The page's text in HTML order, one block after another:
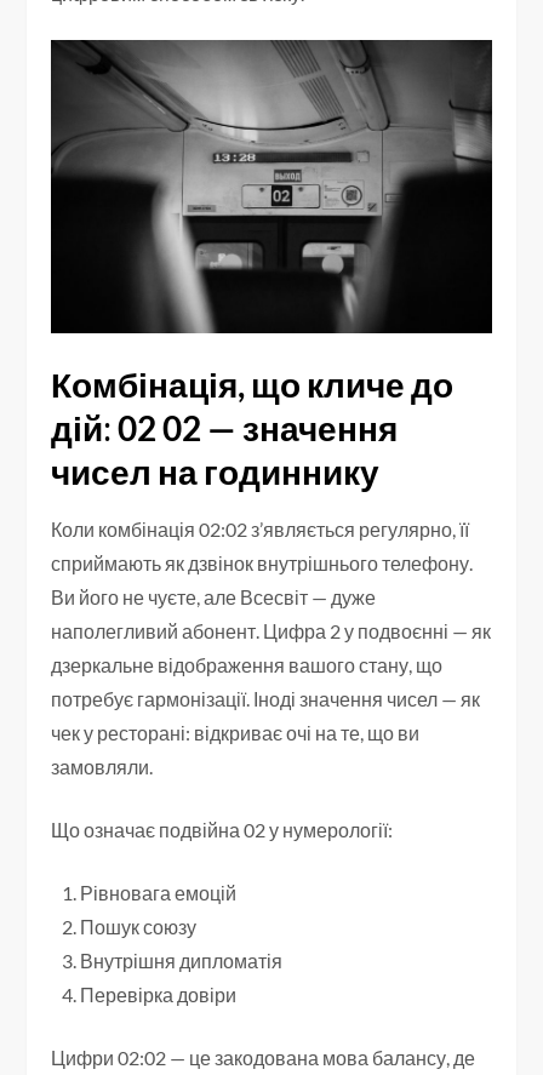
Комбінація, що кличе до
дій:02 02 — значення
чисел на годиннику
Коли комбінація 02:02 з’являється регулярно, її
сприймають як дзвінок внутрішнього телефону.
Ви його не чуєте, але Всесвіт — дуже
наполегливий абонент. Цифра 2 у подвоєнні — як
дзеркальне відображення вашого стану, що
потребує гармонізації. Іноді значення чисел — як
чек у ресторані: відкриває очі на те, що ви
замовляли.
Що означає подвійна 02 у нумерології:
Рівновага емоцій
Пошук союзу
Внутрішня дипломатія
Перевірка довіри
Цифри 02:02 — це закодована мова балансу, де